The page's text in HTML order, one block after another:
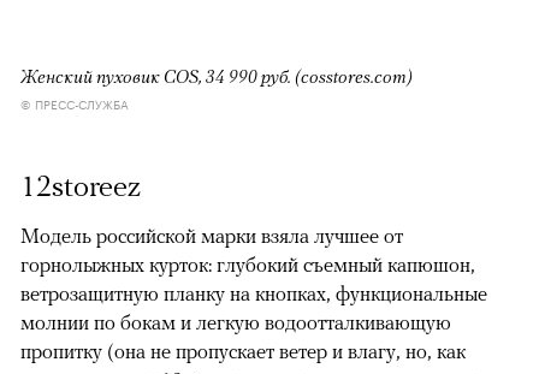
Женский пуховик COS, 34 990 руб. (cosstores.com)
© ПРЕСС-СЛУЖБА
12storeez
Модель российской марки взяла лучшее от
горнолыжных курток: глубокий съемный капюшон,
ветрозащитную планку на кнопках, функциональные
молнии по бокам и легкую водоотталкивающую
пропитку (она не пропускает ветер и влагу, но, как